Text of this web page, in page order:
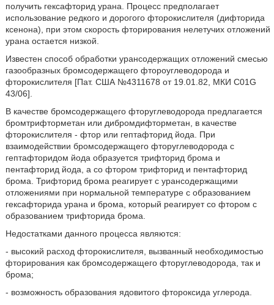
получить гексафторид урана. Процесс предполагает
использование редкого и дорогого фторокислителя (дифторида
ксенона), при этом скорость фторирования нелетучих отложений
урана остается низкой.
Известен способ обработки урансодержащих отложений смесью
газообразных бромсодержащего фтороуглеводорода и
фторокислителя [Пат. США №4311678 от 19.01.82, МКИ С01G
43/06].
В качестве бромсодержащего фторуглеводорода предлагается
бромтрифторметан или дибромдифторметан, в качестве
фторокислителя - фтор или гептафторид йода. При
взаимодействии бромсодержащего фторуглеводорода с
гептафторидом йода образуется трифторид брома и
пентафторид йода, а со фтором трифторид и пентафторид
брома. Трифторид брома реагирует с урансодержащими
отложениями при нормальной температуре с образованием
гексафторида урана и брома, который реагирует со фтором с
образованием трифторида брома.
Недостатками данного процесса являются:
- высокий расход фторокислителя, вызванный необходимостью
фторирования как бромсодержащего фторуглеводорода, так и
брома;
- возможность образования ядовитого фтороксида углерода.